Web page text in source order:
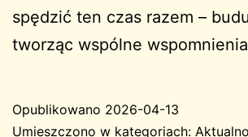
spędzić ten czas razem –
tworząc wspólne
Opublikowano 2026-04-13
Umieszczono w kategoriach: